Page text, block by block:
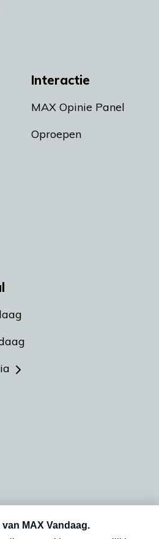
Interactie
MAX Opinie Panel
Oproepen
en dinsdagochtend in